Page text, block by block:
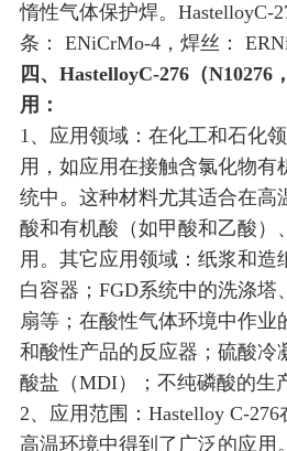
惰性气体保护焊。HastelloyC-
条： ENiCrMo-4，焊丝：
四、HastelloyC-276（N10276
用：
1、应用领域：在化工和石化
用，如应用在接触含氯化物有
统中。这种材料尤其适合在高
酸和有机酸（如甲酸和乙酸）
用。其它应用领域：纸浆和造
白容器；FGD系统中的洗涤塔
扇等；在酸性气体环境中作业
和酸性产品的反应器；硫酸冷
酸盐（MDI）；不纯磷酸的生
2、应用范围：Hastelloy C-
高温环境中得到了广泛的应用